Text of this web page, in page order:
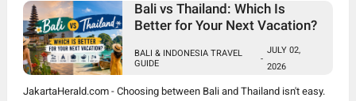
Bali vs Thailand: Which Is
Better for Your Next Vacation?
BALI & INDONESIA TRAVEL
GUIDE
-
JULY 02,
2026
JakartaHerald.com - Choosing between Bali and Thailand isn't easy.